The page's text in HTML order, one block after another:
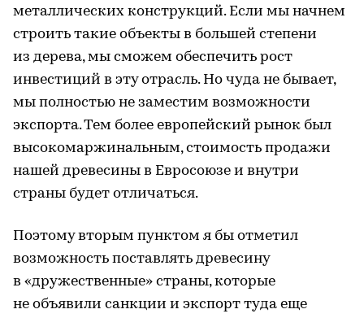
металлических конструкций. Если мы начнем
строить такие объекты в большей степени
из дерева, мы сможем обеспечить рост
инвестиций в эту отрасль. Но чуда не бывает,
мы полностью не заместим возможности
экспорта. Тем более европейский рынок был
высокомаржинальным, стоимость продажи
нашей древесины в Евросоюзе и внутри
страны будет отличаться.
Поэтому вторым пунктом я бы отметил
возможность поставлять древесину
в «дружественные» страны, которые
не объявили санкции и экспорт туда еще